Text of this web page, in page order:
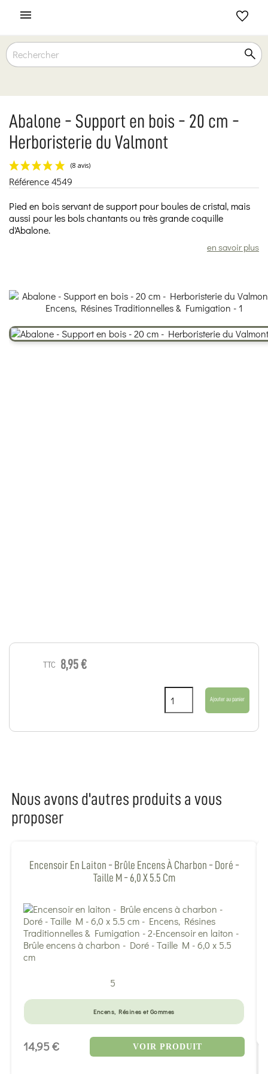

Abalone - Support en bois - 20 cm -
Herboristerie du Valmont
Référence4549
Pied en bois servant de support pour boules de cristal, mais
aussi pour les bols chantants ou très grande coquille
d'Abalone.
en savoir plus
TTC 8,95 €
Ajouter au panier
Nous avons d'autres produits a vous
proposer
Encensoir En Laiton - Brûle Encens À Charbon - Doré -
Taille M - 6,0 X 5.5 Cm
5
Encens, Résines et Gommes
14,95 € VOIR PRODUIT